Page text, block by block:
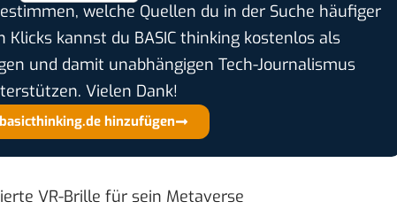
welche Quellen du in der Suche häufiger
kannst du BASIC thinking kostenlos als
und damit unabhängigen Tech-Journalismus
Vielen Dank!
hinzufügen
VR-Brille für sein Metaverse